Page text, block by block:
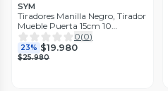
SYM
Tiradores Manilla Negro, Tirador
Mueble Puerta 15cm 10
Unidades
0(0)
23% $19.980
$25.980